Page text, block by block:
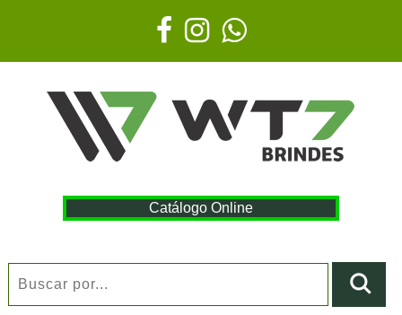
Catálogo Online